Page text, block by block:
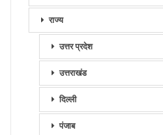
राज्य
उत्तर प्रदेश
उत्तराखंड
दिल्ली
पंजाब